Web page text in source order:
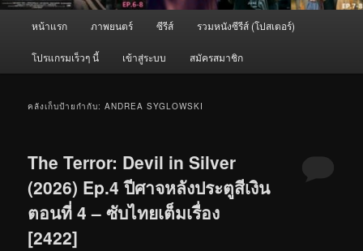
หน้าแรก ภาพยนตร์ ซีรีส์ รวมหนังซีรีส์ (โปสเตอร์)
โปรแกรมเร็วๆ นี้ เข้าสู่ระบบ สมัครสมาชิก
คลังเก็บป้ายกำกับ:ANDREA SYGLOWSKI
The Terror: Devil in Silver
(2026) Ep.4 ปีศาจหลังประตูสีเงิน
ตอนที่ 4 – ซับไทยเต็มเรื่อง
[2422]